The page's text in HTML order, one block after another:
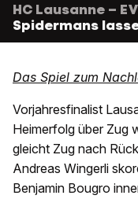
HC Lausanne –
Spidermans
Das Spiel zum
Vorjahresfinalist
Heimerfolg über Zug
gleicht Zug nach
Andreas Wingerli
Benjamin Bougro